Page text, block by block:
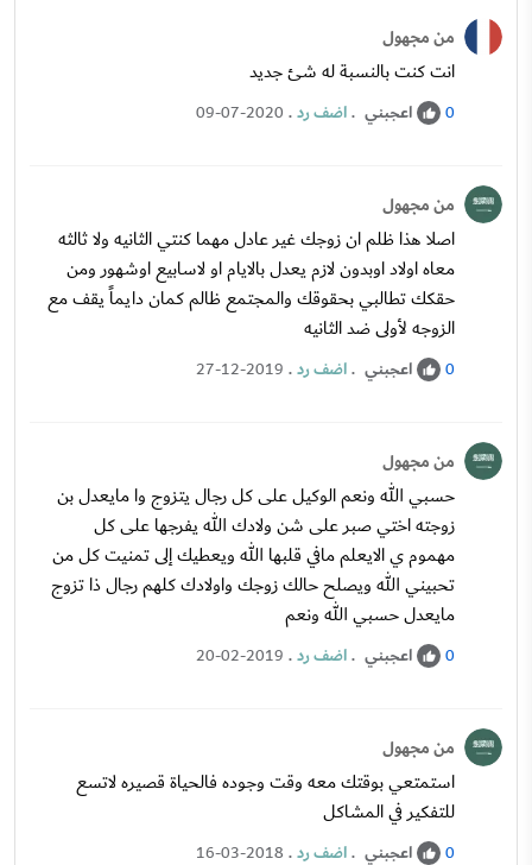
من مجهول
انت كنت بالنسبة له شئ جديد
0 اعجبني .اضف رد.
09-07-2020
من مجهول
اصلا هذا ظلم ان زوجك غير عادل مهما كنتي الثانيه ولا ثالثه
معاه اولاد اوبدون لازم يعدل بالايام او لاسابيع اوشهور ومن
حقكك تطالبي بحقوقك والمجتمع ظالم كمان دايماً يقف مع
الزوجه لأولى ضد الثانيه
0 اعجبني .اضف رد.
27-12-2019
من مجهول
حسبي الله ونعم الوكيل على كل رجال يتزوج وا مايعدل بن
زوجته اختي صبر على شن ولادك الله يفرجها على كل
مهموم ي الايعلم مافي قلبها الله ويعطيك إلى تمنيت كل من
تحبيني الله ويصلح حالك زوجك واولادك كلهم رجال ذا تزوج
مايعدل حسبي الله ونعم
0 اعجبني .اضف رد.
20-02-2019
من مجهول
استمتعي بوقتك معه وقت وجوده فالحياة قصيره لاتسع
للتفكير في المشاكل
0 اعجبني .اضف رد.
16-03-2018